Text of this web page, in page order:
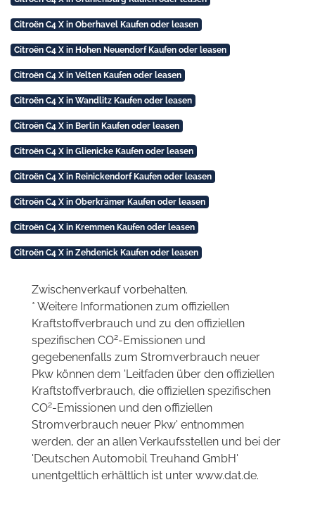
Citroën C4 X in Oberhavel Kaufen oder leasen
Citroën C4 X in Hohen Neuendorf Kaufen oder leasen
Citroën C4 X in Velten Kaufen oder leasen
Citroën C4 X in Wandlitz Kaufen oder leasen
Citroën C4 X in Berlin Kaufen oder leasen
Citroën C4 X in Glienicke Kaufen oder leasen
Citroën C4 X in Reinickendorf Kaufen oder leasen
Citroën C4 X in Oberkrämer Kaufen oder leasen
Citroën C4 X in Kremmen Kaufen oder leasen
Citroën C4 X in Zehdenick Kaufen oder leasen
Zwischenverkauf vorbehalten.
* Weitere Informationen zum offiziellen
Kraftstoffverbrauch und zu den offiziellen
spezifischen CO2-Emissionen und
gegebenenfalls zum Stromverbrauch neuer
Pkw können dem 'Leitfaden über den offiziellen
Kraftstoffverbrauch, die offiziellen spezifischen
CO2-Emissionen und den offiziellen
Stromverbrauch neuer Pkw' entnommen
werden, der an allen Verkaufsstellen und bei der
'Deutschen Automobil Treuhand GmbH'
unentgeltlich erhältlich ist unter www.dat.de.